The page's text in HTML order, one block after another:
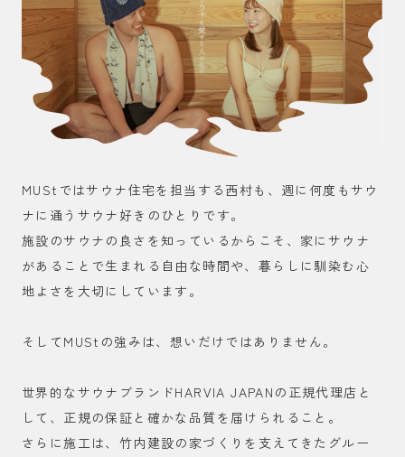
MUStではサウナ住宅を担当する西村も、週に何度もサウ
ナに通うサウナ好きのひとりです。
施設のサウナの良さを知っているからこそ、家にサウナ
があることで生まれる自由な時間や、暮らしに馴染む心
地よさを大切にしています。
そしてMUStの強みは、想いだけではありません。
世界的なサウナブランドHARVIA JAPANの正規代理店と
して、正規の保証と確かな品質を届けられること。
さらに施工は、竹内建設の家づくりを支えてきたグルー